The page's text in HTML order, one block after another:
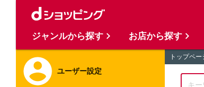
ユーザー設定
トップペー
ジャンルから探す お店から探す